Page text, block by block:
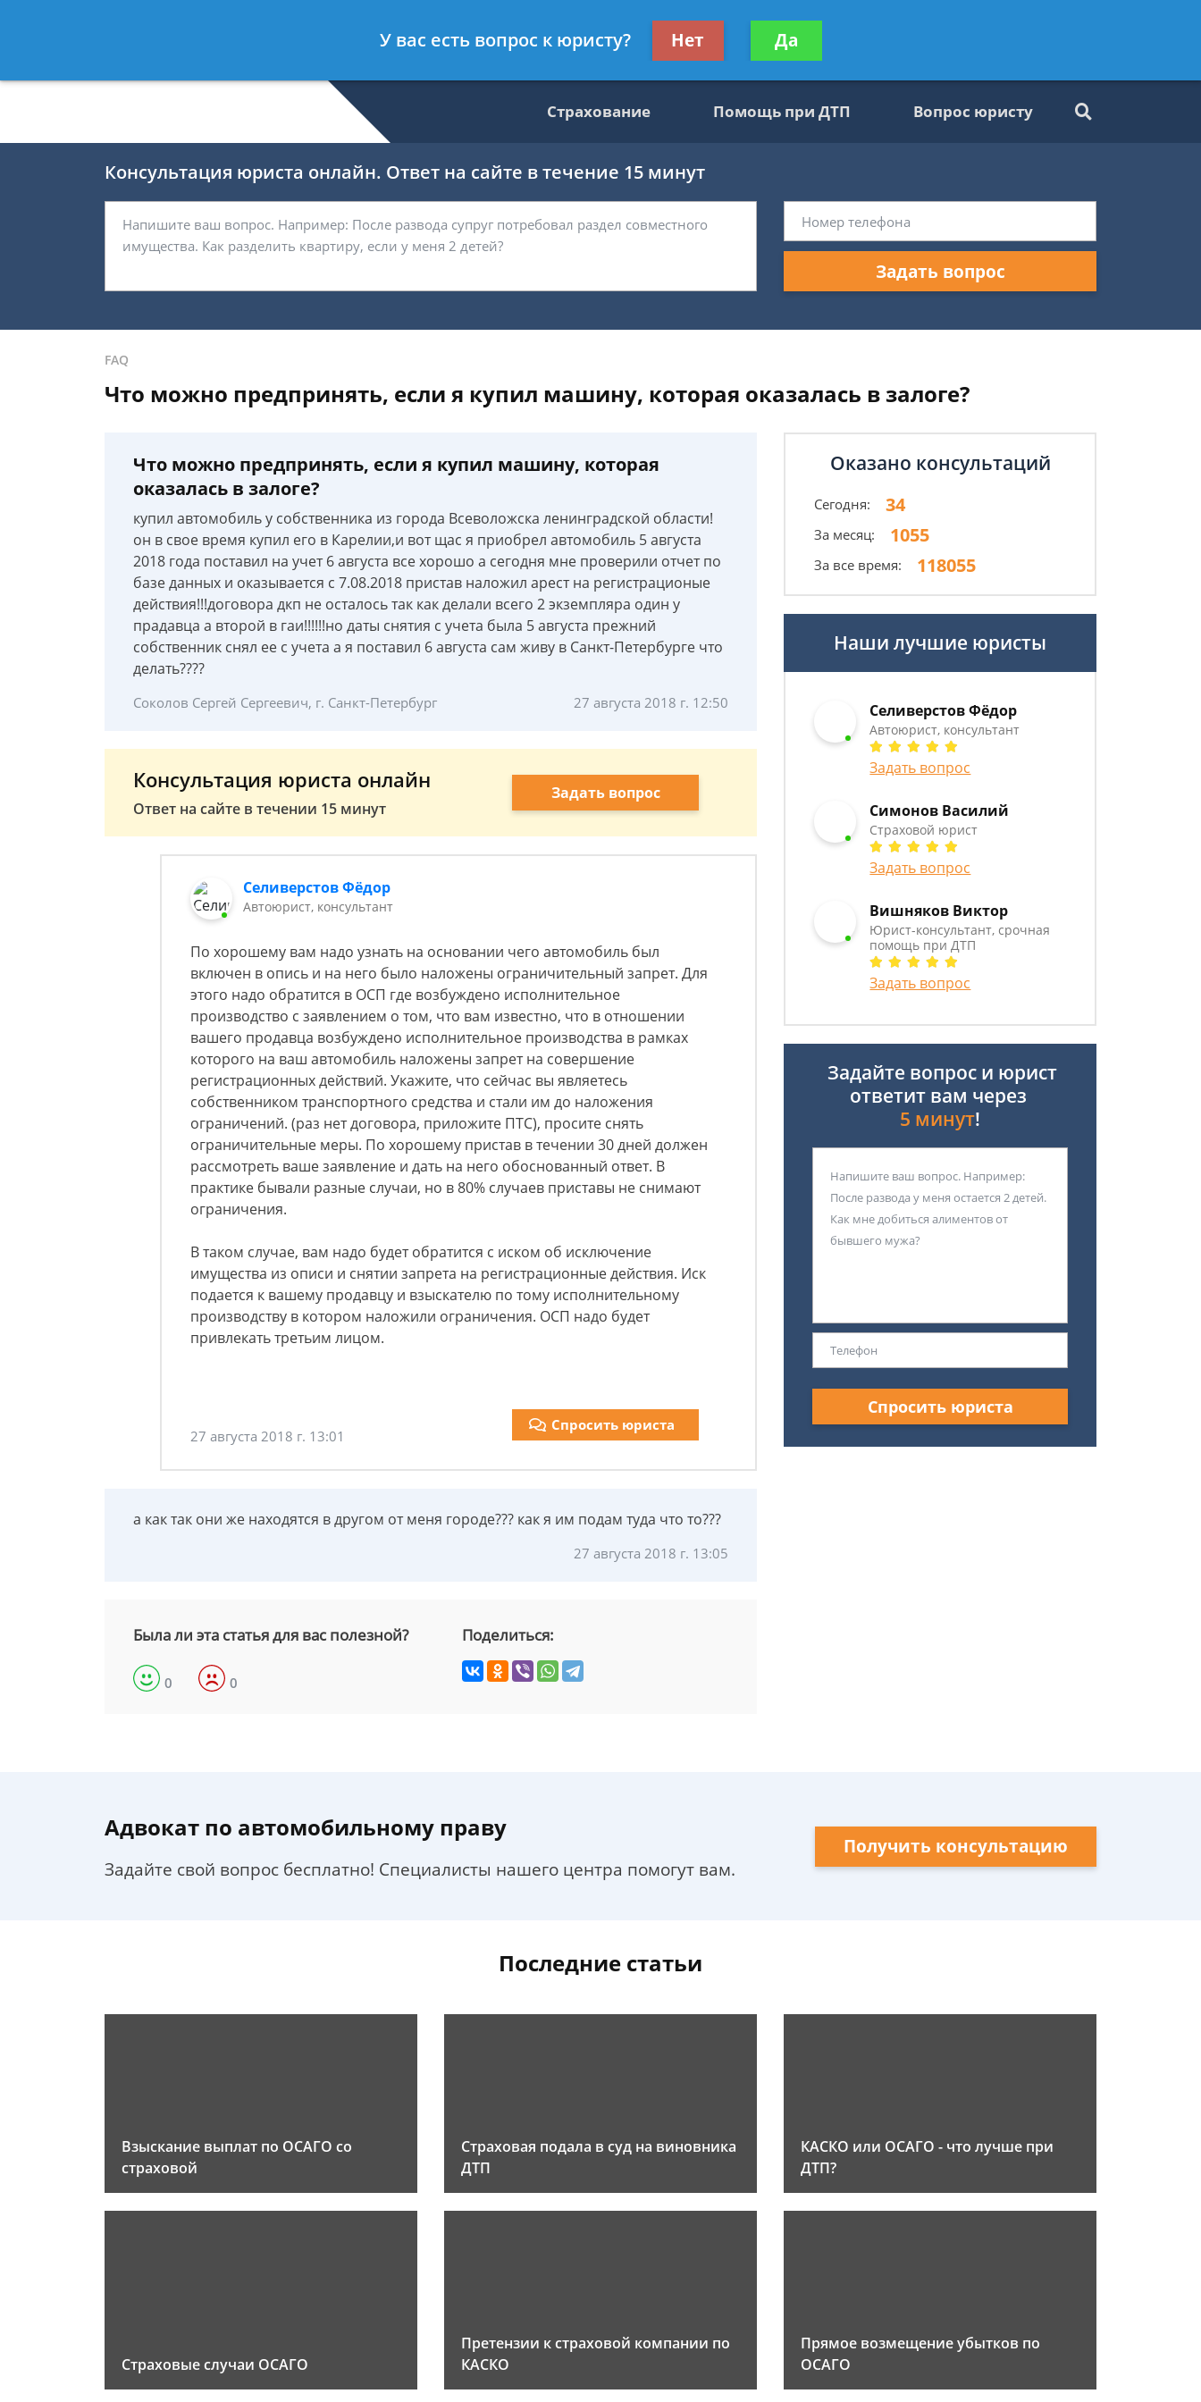
- Автоюрист, консультант
Получите консультацию
бесплатно
Страхование Помощь при ДТП Вопрос юристу
Консультация юриста онлайн. Ответ на сайте в течение 15 минут
Задать вопрос
FAQ
Что можно предпринять, если я купил машину, которая оказалась в залоге?
Что можно предпринять, если я купил машину, которая
оказалась в залоге?
купил автомобиль у собственника из города Всеволожска ленинградской области!
он в свое время купил его в Карелии,и вот щас я приобрел автомобиль 5 августа
2018 года поставил на учет 6 августа все хорошо а сегодня мне проверили отчет по
базе данных и оказывается с 7.08.2018 пристав наложил арест на регистрационые
действия!!!договора дкп не осталось так как делали всего 2 экземпляра один у
прадавца а второй в гаи!!!!!!но даты снятия с учета была 5 августа прежний
собственник снял ее с учета а я поставил 6 августа сам живу в Санкт-Петербурге что
делать????
Соколов Сергей Сергеевич, г. Санкт-Петербург 27 августа 2018 г. 12:50
Консультация юриста онлайн
Ответ на сайте в течении 15 минут
Задать вопрос
Селиверстов Фёдор
Автоюрист, консультант
По хорошему вам надо узнать на основании чего автомобиль был
включен в опись и на него было наложены ограничительный запрет. Для
этого надо обратится в ОСП где возбуждено исполнительное
производство с заявлением о том, что вам известно, что в отношении
вашего продавца возбуждено исполнительное производства в рамках
которого на ваш автомобиль наложены запрет на совершение
регистрационных действий. Укажите, что сейчас вы являетесь
собственником транспортного средства и стали им до наложения
ограничений. (раз нет договора, приложите ПТС), просите снять
ограничительные меры. По хорошему пристав в течении 30 дней должен
рассмотреть ваше заявление и дать на него обоснованный ответ. В
практике бывали разные случаи, но в 80% случаев приставы не снимают
ограничения.
В таком случае, вам надо будет обратится с иском об исключение
имущества из описи и снятии запрета на регистрационные действия. Иск
подается к вашему продавцу и взыскателю по тому исполнительному
производству в котором наложили ограничения. ОСП надо будет
привлекать третьим лицом.
27 августа 2018 г. 13:01
Спросить юриста
а как так они же находятся в другом от меня городе??? как я им подам туда что то???
27 августа 2018 г. 13:05
Была ли эта статья для вас полезной?
0 0
Поделиться:
Оказано консультаций
Сегодня: 34
За месяц: 1055
За все время: 118055
Наши лучшие юристы
Селиверстов Фёдор
Автоюрист, консультант
Задать вопрос
Симонов Василий
Страховой юрист
Задать вопрос
Вишняков Виктор
Юрист-консультант, срочная
помощь при ДТП
Задать вопрос
Задайте вопрос и юрист
ответит вам через
5 минут!
Спросить юриста
Адвокат по автомобильному праву
Задайте свой вопрос бесплатно! Специалисты нашего центра помогут вам.
Получить консультацию
Последние статьи
Взыскание выплат по ОСАГО со
страховой
Страховая подала в суд на виновника
ДТП
КАСКО или ОСАГО - что лучше при
ДТП?
Страховые случаи ОСАГО
Претензии к страховой компании по
КАСКО
Прямое возмещение убытков по
ОСАГО
У вас есть вопрос к юристу? Нет Да